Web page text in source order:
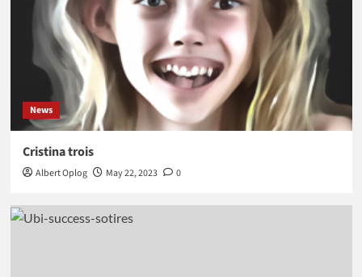
News
Cristina trois
Albert Oplog May 22, 2023 0